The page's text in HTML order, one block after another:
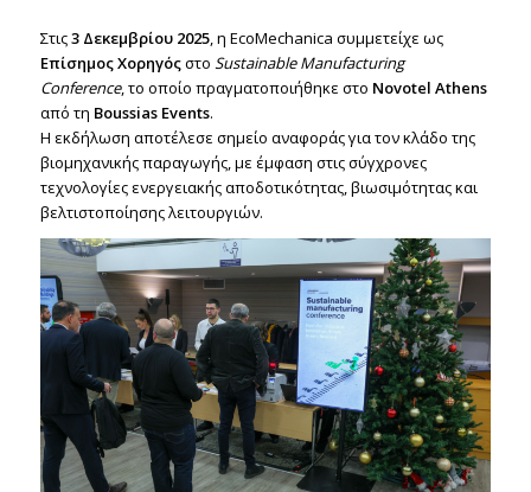
Στις3 Δεκεμβρίου 2025, η EcoMechanica συμμετείχε ως
Επίσημος Χορηγόςστο Sustainable Manufacturing
Conference, το οποίο πραγματοποιήθηκε στο Novotel Athens
από τη Boussias Events.
Η εκδήλωση αποτέλεσε σημείο αναφοράς για τον κλάδο της
βιομηχανικής παραγωγής, με έμφαση στις σύγχρονες
τεχνολογίες ενεργειακής αποδοτικότητας, βιωσιμότητας και
βελτιστοποίησης λειτουργιών.